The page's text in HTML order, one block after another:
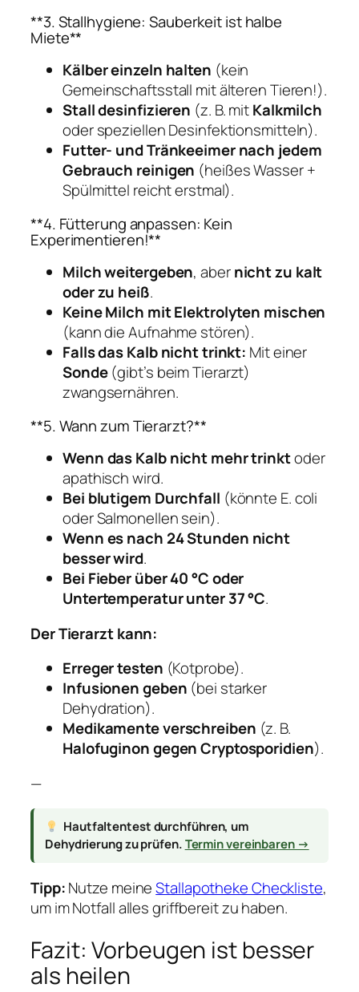
**3. Stallhygiene: Sauberkeit ist halbe
Miete**
Kälber einzeln halten (kein
Gemeinschaftsstall mit älteren Tieren!).
Stall desinfizieren (z. B. mitKalkmilch
oder speziellen Desinfektionsmitteln).
Futter- und Tränkeeimer nach jedem
Gebrauch reinigen (heißes Wasser +
Spülmittel reicht erstmal).
**4. Fütterung anpassen: Kein
Experimentieren!**
Milch weitergeben, abernicht zu kalt
oder zu heiß.
Keine Milch mit Elektrolyten mischen
(kann die Aufnahme stören).
Falls das Kalb nicht trinkt: Mit einer
Sonde(gibt’s beim Tierarzt)
zwangsernähren.
**5. Wann zum Tierarzt?**
Wenn das Kalb nicht mehr trinktoder
apathisch wird.
Bei blutigem Durchfall (könnte E. coli
oder Salmonellen sein).
Wenn es nach 24 Stunden nicht
besser wird.
Bei Fieber über 40 °C oder
Untertemperatur unter 37 °C.
Der Tierarzt kann:
Erreger testen (Kotprobe).
Infusionen geben (bei starker
Dehydration).
Medikamente verschreiben (z. B.
Halofuginon gegen Cryptosporidien).
—
Hautfaltentest durchführen, um
Dehydrierung zu prüfen.Termin vereinbaren →
Tipp:Nutze meineStallapotheke Checkliste,
um im Notfall alles griffbereit zu haben.
Fazit: Vorbeugen ist besser
als heilen